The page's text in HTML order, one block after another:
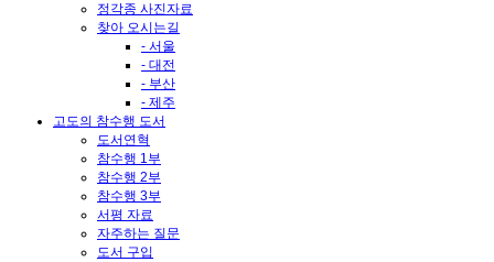
정각종 사진자료
찾아 오시는길
- 서울
- 대전
- 부산
- 제주
고도의 참수행 도서
도서연혁
참수행 1부
참수행 2부
참수행 3부
서평 자료
자주하는 질문
도서 구입